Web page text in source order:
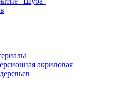
акриловая